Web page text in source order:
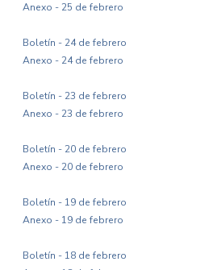
Anexo - 25 de febrero
Boletín - 24 de febrero
Anexo - 24 de febrero
Boletín - 23 de febrero
Anexo - 23 de febrero
Boletín - 20 de febrero
Anexo - 20 de febrero
Boletín - 19 de febrero
Anexo - 19 de febrero
Boletín - 18 de febrero